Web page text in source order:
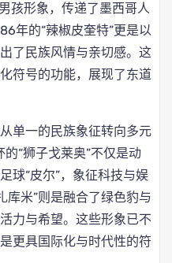
孩形象，传递了墨西哥人
年的“辣椒皮奎特”更是以
了民族风情与亲切感。这
符号的功能，展现了东道
单一的民族象征转向多元
“狮子戈莱奥”不仅是动
球“皮尔”，象征科技与娱
库米”则是融合了绿色豹与
力与希望。这些形象已不
更具国际化与时代性的符